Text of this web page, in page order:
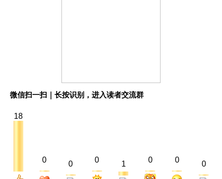
微信扫一扫｜长按识别，进入读者交流群
18
0 0 0 1 0 0 0